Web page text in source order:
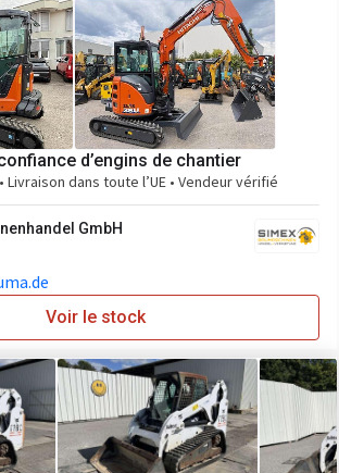
d’engins de chantier
Livraison dans toute l’UE • Vendeur vérifié
GmbH
Voir le stock